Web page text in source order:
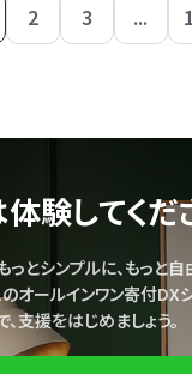
2 3 ...
験してくだ
っとシンプルに、もっと自
オールインワン寄付DX
、支援をはじめましょう。